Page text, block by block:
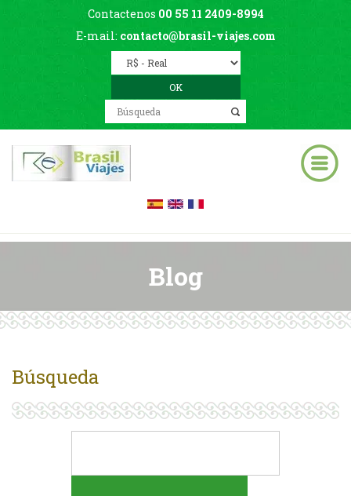
Contactenos 00 55 11 2409-8994
E-mail: contacto@brasil-viajes.com
Blog
Búsqueda